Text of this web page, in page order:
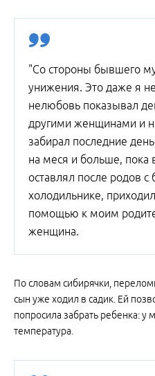
"Со стороны бывшего
унижения. Это даже я
нелюбовь показывал
другими женщинами и
забирал последние
на меся и больше, пока
оставлял после родов с
холодильнике,
помощью к моим
женщина.
По словам сибирячки,
сын уже ходил в садик. Ей
попросила забрать ребенка: у
температура.